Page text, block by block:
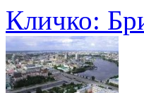
Кличко: